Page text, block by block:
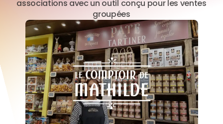
associations avec un outil conçu pour les ventes
groupées